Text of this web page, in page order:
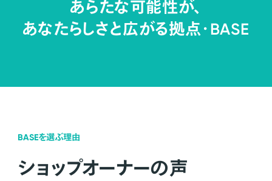
あらたな可能性が、
あなたらしさと広がる拠点・BASE
BASEを選ぶ理由
ショップオーナーの声